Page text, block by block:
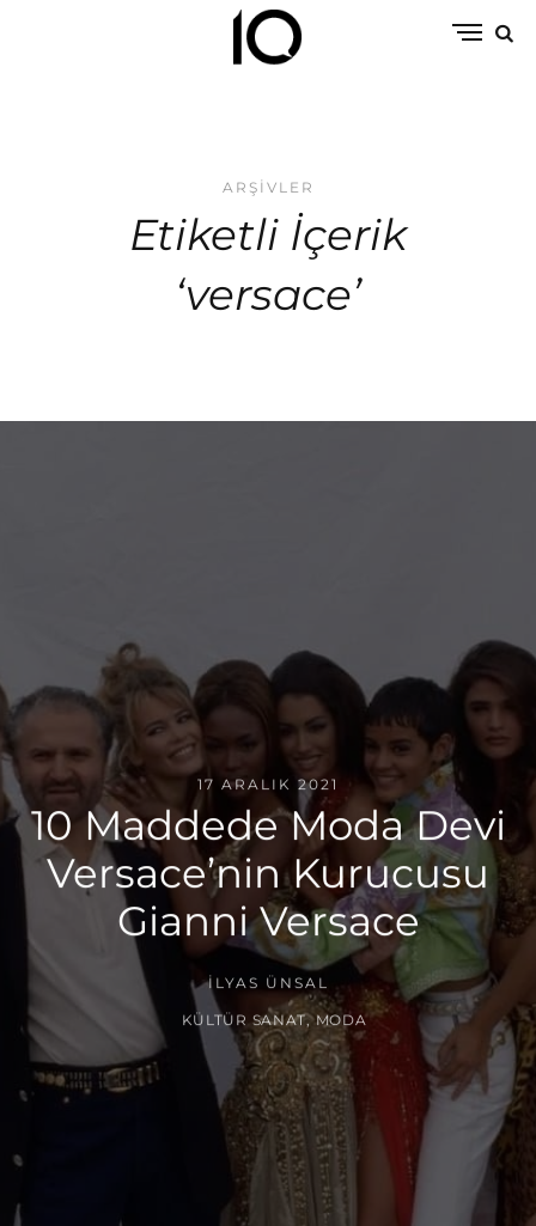
ARŞIVLER
Etiketli İçerik
‘versace’
17 ARALIK 2021
10 Maddede Moda Devi
Versace’nin Kurucusu
Gianni Versace
İLYAS ÜNSAL
KÜLTÜR SANAT,MODA